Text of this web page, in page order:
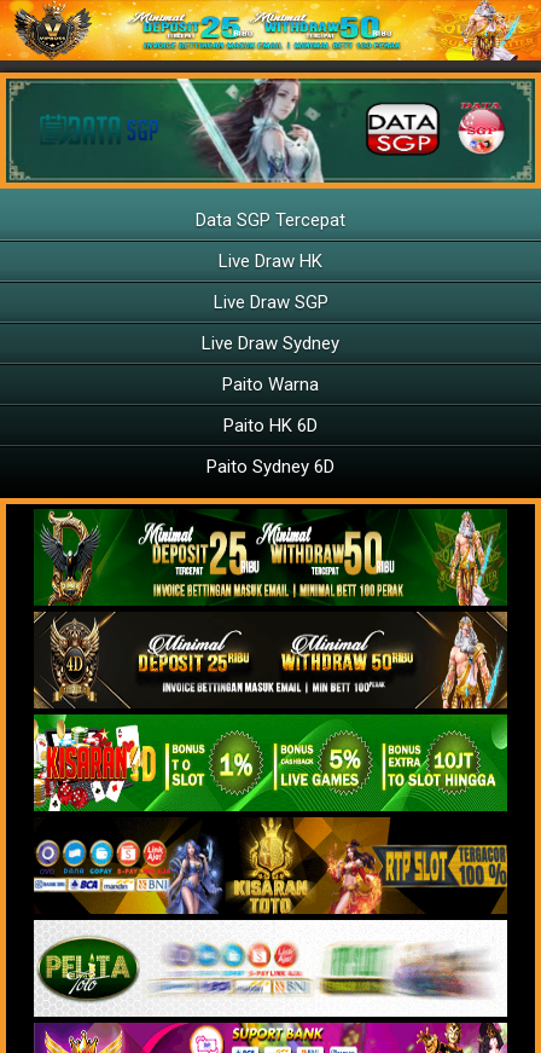
Data SGP Tercepat
Live Draw HK
Live Draw SGP
Live Draw Sydney
Paito Warna
Paito HK 6D
Paito Sydney 6D